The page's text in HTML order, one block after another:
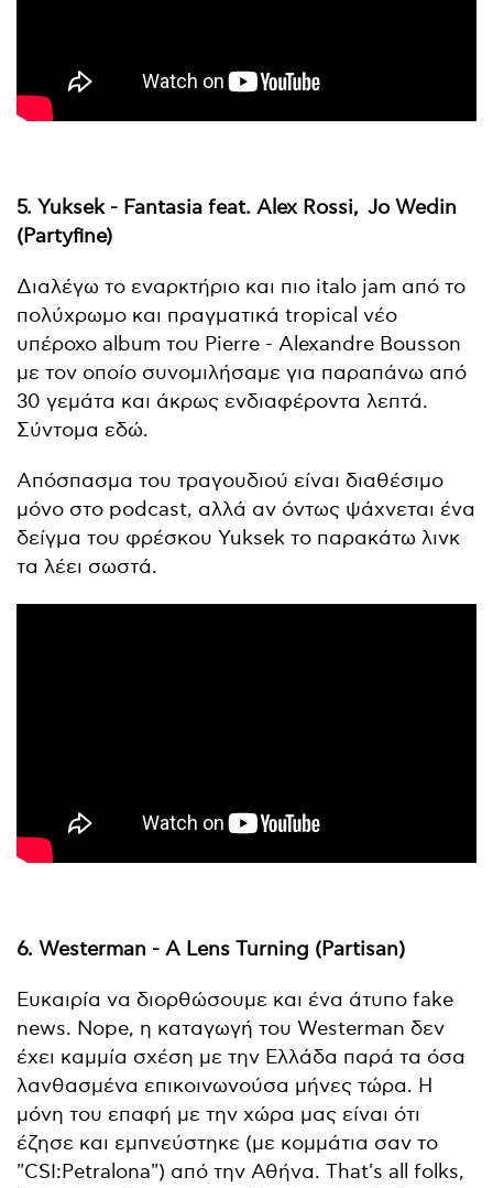
5. Yuksek - Fantasia feat. Alex Rossi, Jo Wedin
(Partyfine)
Διαλέγω το εναρκτήριο και πιο italo jam από το
πολύχρωμο και πραγματικά tropical νέο
υπέροχο album του Pierre - Alexandre Bousson
με τον οποίο συνομιλήσαμε για παραπάνω από
30 γεμάτα και άκρως ενδιαφέροντα λεπτά.
Σύντομα εδώ.
Απόσπασμα του τραγουδιού είναι διαθέσιμο
μόνο στο podcast, αλλά αν όντως ψάχνεται ένα
δείγμα του φρέσκου Yuksek το παρακάτω λινκ
τα λέει σωστά.
6. Westerman - A Lens Turning (Partisan)
Ευκαιρία να διορθώσουμε και ένα άτυπο fake
news. Nope, η καταγωγή του Westerman δεν
έχει καμμία σχέση με την Ελλάδα παρά τα όσα
λανθασμένα επικοινωνούσα μήνες τώρα. Η
μόνη του επαφή με την χώρα μας είναι ότι
έζησε και εμπνεύστηκε (με κομμάτια σαν το
"CSI:Petralona") από την Αθήνα. That's all folks,